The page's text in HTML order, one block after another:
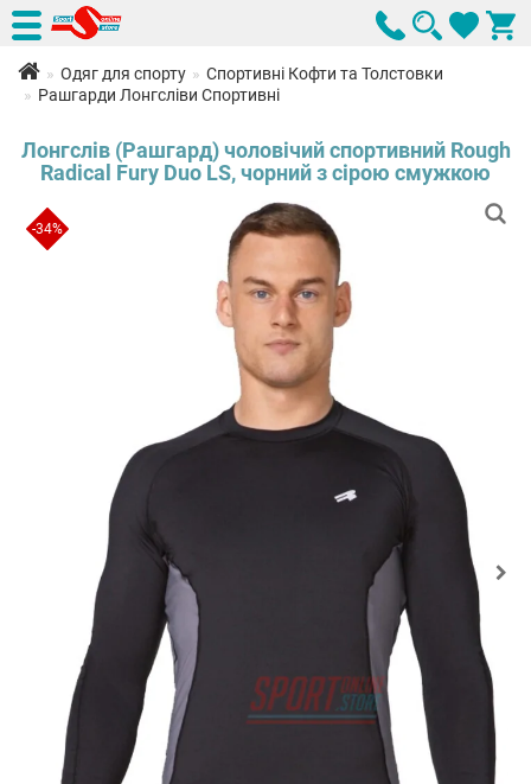
Одяг для спорту
Спортивні Кофти та Толстовки
Рашгарди Лонгсліви Спортивні
Лонгслів (Рашгард) чоловічий спортивний Rough
Radical Fury Duo LS, чорний з сірою смужкою
-34%